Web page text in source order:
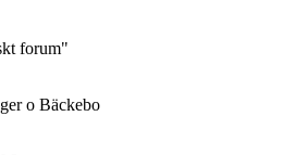
forum"
o Bäckebo